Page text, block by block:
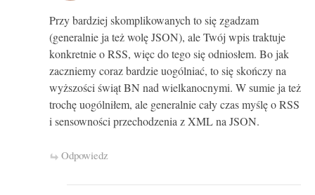
Przy bardziej skomplikowanych to się zgadzam
(generalnie ja też wolę JSON), ale Twój wpis traktuje
konkretnie o RSS, więc do tego się odniosłem. Bo jak
zaczniemy coraz bardzie uogólniać, to się skończy na
wyższości świąt BN nad wielkanocnymi. W sumie ja też
trochę uogólniłem, ale generalnie cały czas myślę o RSS
i sensowności przechodzenia z XML na JSON.
Odpowiedz